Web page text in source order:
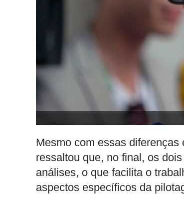
Mesmo com essas
ressaltou que, no final, os
análises, o que facilita o
aspectos específicos da